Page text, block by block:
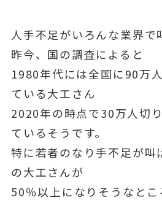
人手不足がいろんな業界で
昨今、国の調査によると
1980年代には全国に90万
ている大工さん
2020年の時点で30万人切
ているそうです。
特に若者のなり手不足が叫
の大工さんが
50％以上になりそうなと